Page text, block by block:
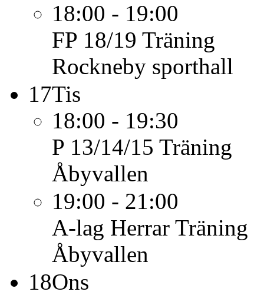
18:00 - 19:00
FP 18/19 Träning
Rockneby sporthall
17Tis
18:00 - 19:30
P 13/14/15 Träning
Åbyvallen
19:00 - 21:00
A-lag Herrar Träning
Åbyvallen
18Ons